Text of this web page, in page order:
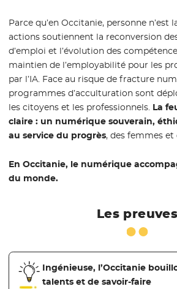
Parce qu’en Occitanie, personne n’est
actions soutiennent la reconversion
d’emploi et l’évolution des
maintien de l’employabilité pour les
par l’IA. Face au risque de fracture
programmes d’acculturation sont
les citoyens et les professionnels. La
claire : un numérique souverain,
au service du progrès, des femmes et
En Occitanie, le numérique
du monde.
Les preuves
Ingénieuse, l’Occitanie
talents et de savoir-faire